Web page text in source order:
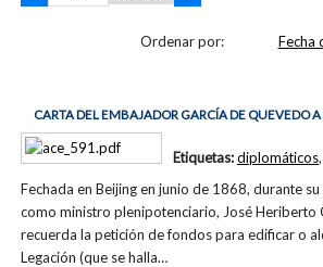
Ordenar por: Fecha
CARTA DEL EMBAJADOR GARCÍA DE QUEVEDO A
Fechada en Beijing en junio de 1868, durante
como ministro plenipotenciario, José Heriberto
recuerda la petición de fondos para edificar o
Legación (que se halla…
Etiquetas:diplomáticos,